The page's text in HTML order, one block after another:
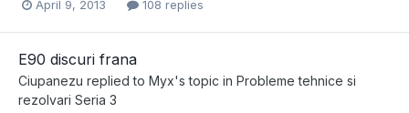
April 9, 2013 108 replies
E90 discuri frana
Ciupanezu replied to Myx's topic in Probleme tehnice si
rezolvari Seria 3